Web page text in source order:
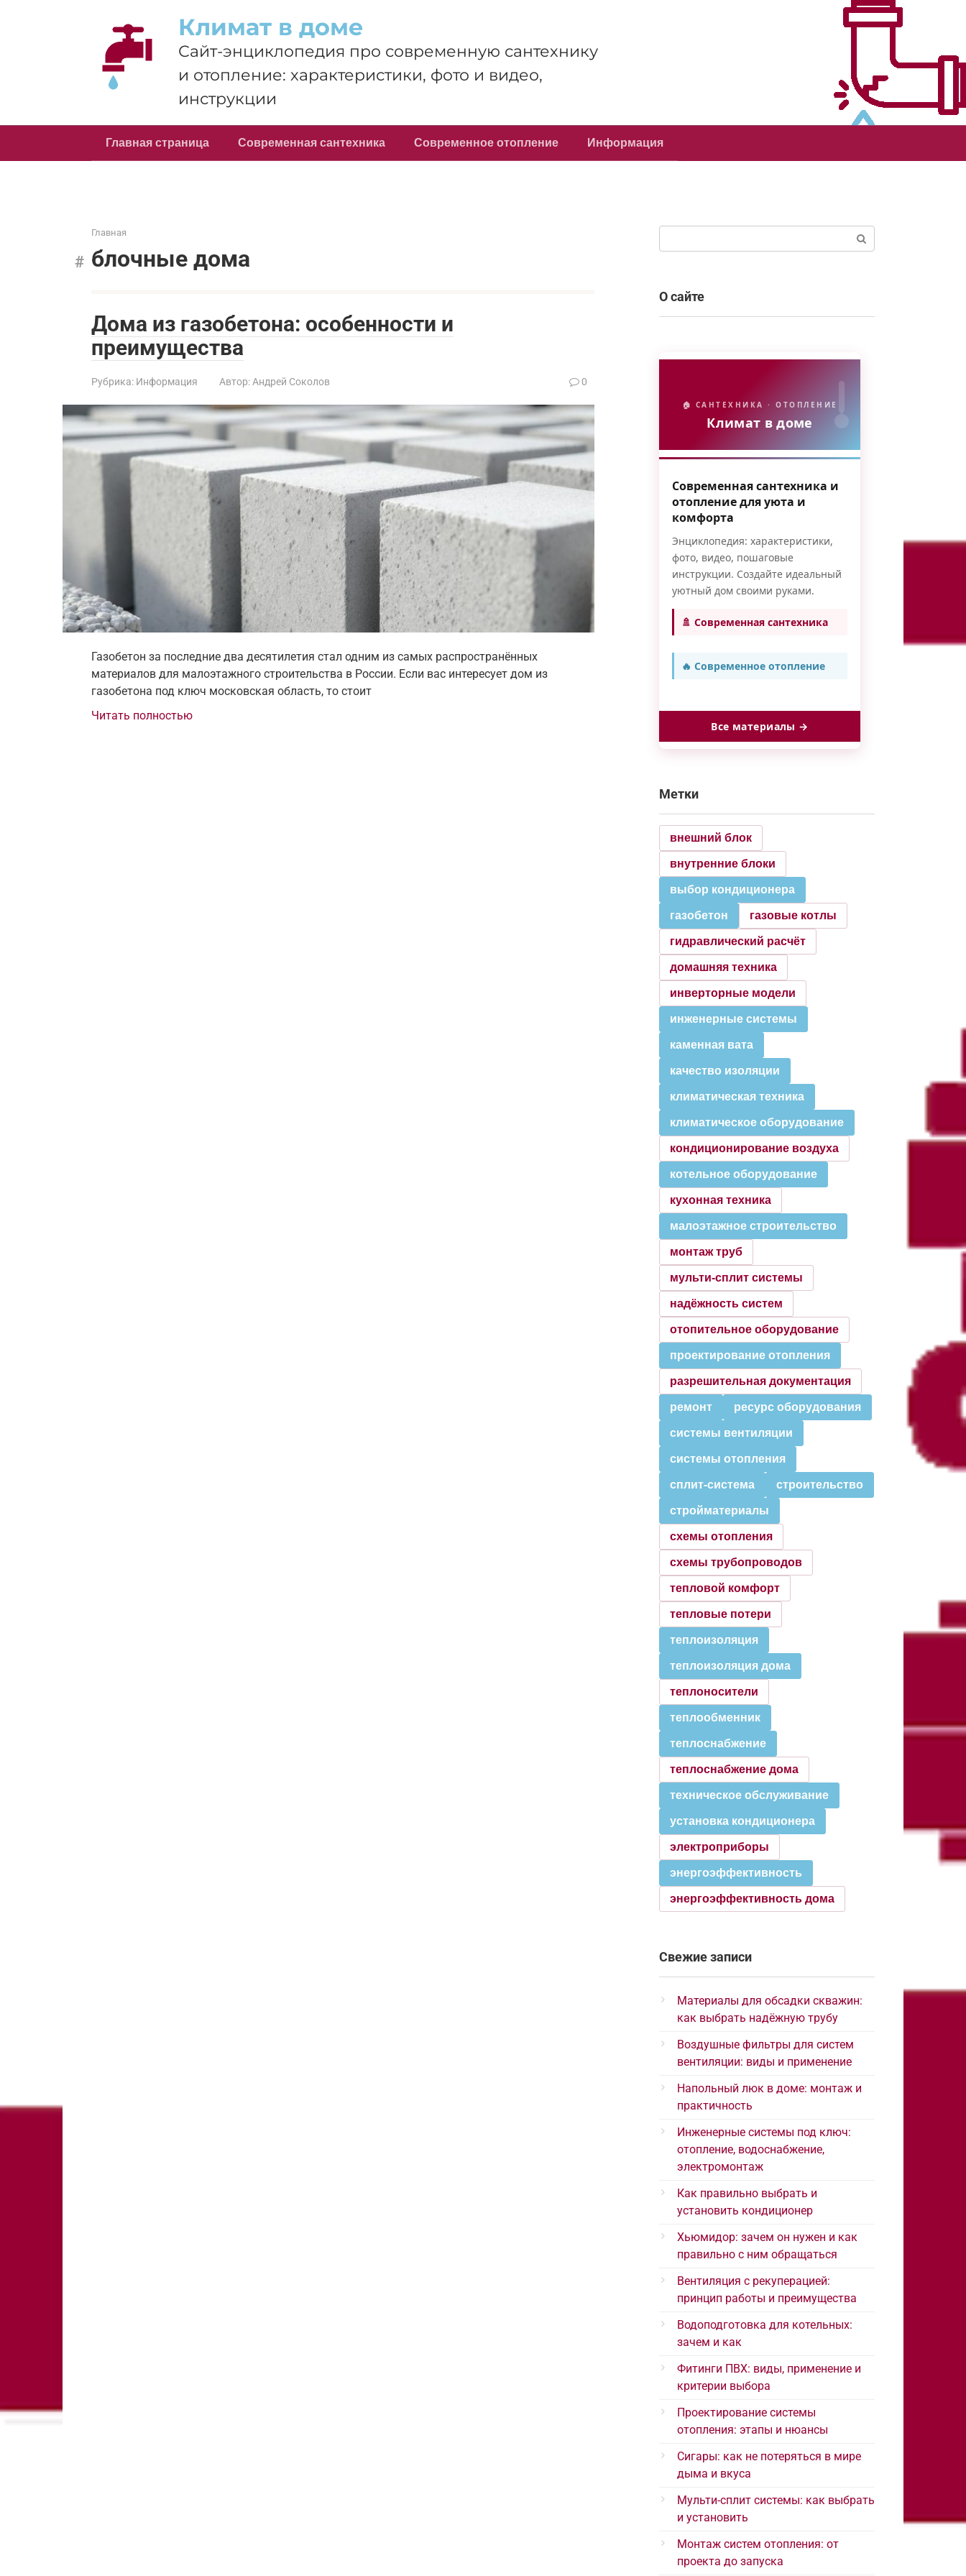
Климат в доме
Сайт-энциклопедия про современную сантехнику
и отопление: характеристики, фото и видео,
инструкции
Главная страница Современная сантехника Современное отопление Информация
Главная
блочные дома
Дома из газобетона: особенности и
преимущества
Рубрика: Информация Автор: Андрей Соколов 0
Газобетон за последние два десятилетия стал одним из самых распространённых
материалов для малоэтажного строительства в России. Если вас интересует дом из
газобетона под ключ московская область, то стоит
Читать полностью
О сайте
🏠 САНТЕХНИКА · ОТОПЛЕНИЕ
Климат в доме
Современная сантехника и
отопление для уюта и
комфорта
Энциклопедия: характеристики,
фото, видео, пошаговые
инструкции. Создайте идеальный
уютный дом своими руками.
🚿 Современная сантехника
🔥 Современное отопление
Все материалы →
Метки
внешний блок
внутренние блоки
выбор кондиционера
газобетон газовые котлы
гидравлический расчёт
домашняя техника
инверторные модели
инженерные системы
каменная вата
качество изоляции
климатическая техника
климатическое оборудование
кондиционирование воздуха
котельное оборудование
кухонная техника
малоэтажное строительство
монтаж труб
мульти-сплит системы
надёжность систем
отопительное оборудование
проектирование отопления
разрешительная документация
ремонт ресурс оборудования
системы вентиляции
системы отопления
сплит-система строительство
стройматериалы
схемы отопления
схемы трубопроводов
тепловой комфорт
тепловые потери
теплоизоляция
теплоизоляция дома
теплоносители
теплообменник
теплоснабжение
теплоснабжение дома
техническое обслуживание
установка кондиционера
электроприборы
энергоэффективность
энергоэффективность дома
Свежие записи
Материалы для обсадки скважин:
как выбрать надёжную трубу
Воздушные фильтры для систем
вентиляции: виды и применение
Напольный люк в доме: монтаж и
практичность
Инженерные системы под ключ:
отопление, водоснабжение,
электромонтаж
Как правильно выбрать и
установить кондиционер
Хьюмидор: зачем он нужен и как
правильно с ним обращаться
Вентиляция с рекуперацией:
принцип работы и преимущества
Водоподготовка для котельных:
зачем и как
Фитинги ПВХ: виды, применение и
критерии выбора
Проектирование системы
отопления: этапы и нюансы
Сигары: как не потеряться в мире
дыма и вкуса
Мульти-сплит системы: как выбрать
и установить
Монтаж систем отопления: от
проекта до запуска